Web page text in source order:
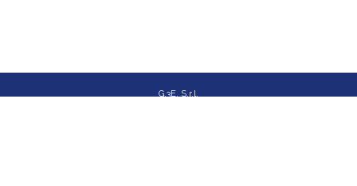
G.3E. S.r.l.